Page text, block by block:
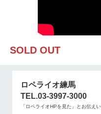
SOLD OUT
ロペライオ練馬
TEL.03-3997-3000
「ロペライオHPを見た」とお伝え